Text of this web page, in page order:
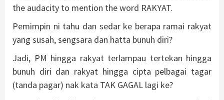
the audacity to mention the word RAKYAT.
Pemimpin ni tahu dan sedar ke berapa ramai rakyat
yang susah, sengsara dan hatta bunuh diri?
Jadi, PM hingga rakyat terlampau tertekan hingga
bunuh diri dan rakyat hingga cipta pelbagai tagar
(tanda pagar) nak kata TAK GAGAL lagi ke?